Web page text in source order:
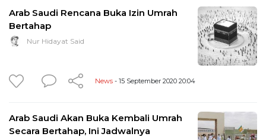
Arab Saudi Rencana Buka Izin Umrah
Bertahap
Nur Hidayat Said
News - 15 September 2020 20:04
Arab Saudi Akan Buka Kembali Umrah
Secara Bertahap, Ini Jadwalnya